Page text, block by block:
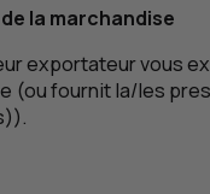
la marchandise
exportateur vous
(ou fournit la/les